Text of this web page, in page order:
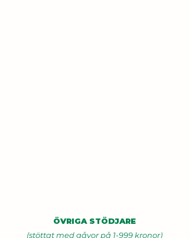
ÖVRIGA STÖDJARE
(stöttat med gåvor på 1-999 kronor)